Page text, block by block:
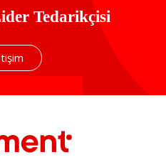
Tedarikçisi